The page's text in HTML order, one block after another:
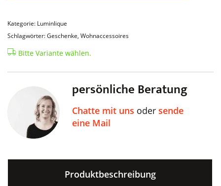
Kategorie: Luminlique
Schlagwörter: Geschenke, Wohnaccessoires
Bitte Variante wählen.
persönliche Beratung
Chatte mit uns oder sende
eine Mail
Produktbeschreibung